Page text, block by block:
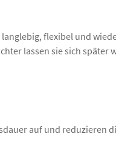
flexibel und
lassen sie sich später
auf und reduzieren